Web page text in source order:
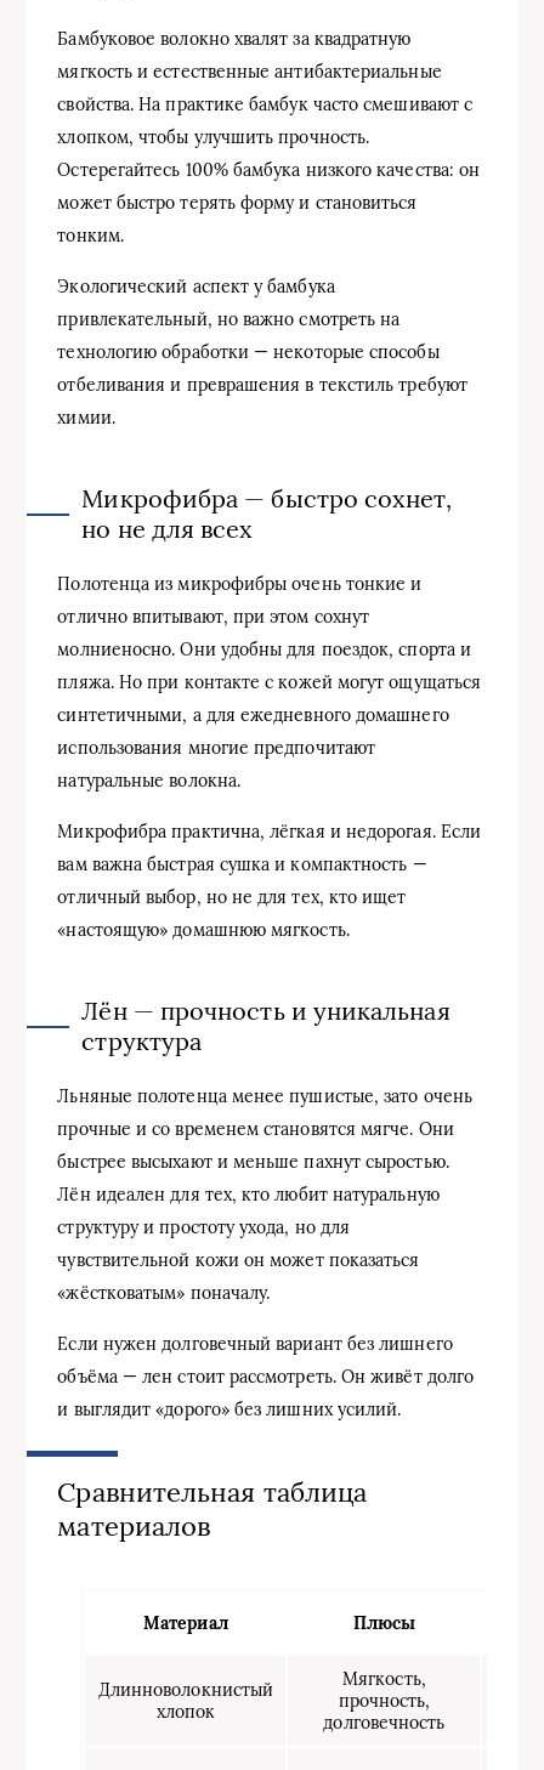
Бамбуковое волокно хвалят за квадратную
мягкость и естественные антибактериальные
свойства. На практике бамбук часто смешивают с
хлопком, чтобы улучшить прочность.
Остерегайтесь 100% бамбука низкого качества: он
может быстро терять форму и становиться
тонким.
Экологический аспект у бамбука
привлекательный, но важно смотреть на
технологию обработки — некоторые способы
отбеливания и преврашения в текстиль требуют
химии.
Микрофибра — быстро сохнет,
но не для всех
Полотенца из микрофибры очень тонкие и
отлично впитывают, при этом сохнут
молниеносно. Они удобны для поездок, спорта и
пляжа. Но при контакте с кожей могут ощущаться
синтетичными, а для ежедневного домашнего
использования многие предпочитают
натуральные волокна.
Микрофибра практична, лёгкая и недорогая. Если
вам важна быстрая сушка и компактность —
отличный выбор, но не для тех, кто ищет
«настоящую» домашнюю мягкость.
Лён — прочность и уникальная
структура
Льняные полотенца менее пушистые, зато очень
прочные и со временем становятся мягче. Они
быстрее высыхают и меньше пахнут сыростью.
Лён идеален для тех, кто любит натуральную
структуру и простоту ухода, но для
чувствительной кожи он может показаться
«жёстковатым» поначалу.
Если нужен долговечный вариант без лишнего
объёма — лен стоит рассмотреть. Он живёт долго
и выглядит «дорого» без лишних усилий.
Сравнительная таблица
материалов
Материал Плюсы
Длинноволокнистый
хлопок
Мягкость,
прочность,
долговечность